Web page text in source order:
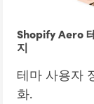
Shopify Aero
지
테마 사용자
화.